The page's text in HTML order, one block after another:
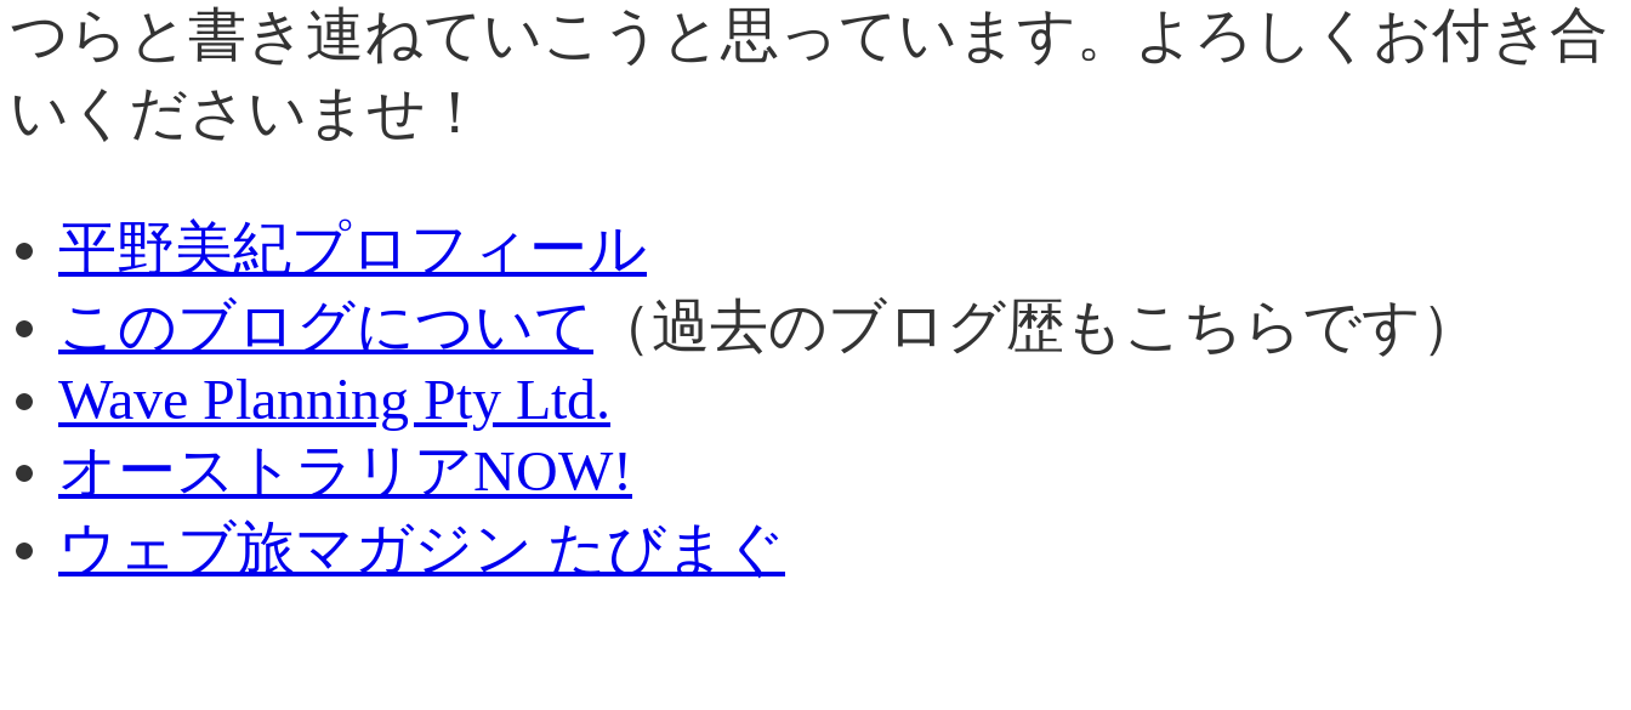
つらと書き連ねていこうと思っています。よろしくお付き合
いくださいませ！
平野美紀プロフィール
このブログについて
（過去のブログ歴もこちらです）
Wave Planning Pty Ltd.
オーストラリアNOW!
ウェブ旅マガジン たびまぐ